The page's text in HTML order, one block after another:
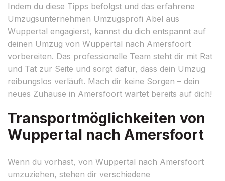
Indem du diese Tipps befolgst und das erfahrene
Umzugsunternehmen Umzugsprofi Abel aus
Wuppertal engagierst, kannst du dich entspannt auf
deinen Umzug von Wuppertal nach Amersfoort
vorbereiten. Das professionelle Team steht dir mit Rat
und Tat zur Seite und sorgt dafür, dass dein Umzug
reibungslos verläuft. Mach dir keine Sorgen – dein
neues Zuhause in Amersfoort wartet bereits auf dich!
Transportmöglichkeiten von
Wuppertal nach Amersfoort
Wenn du vorhast, von Wuppertal nach Amersfoort
umzuziehen, stehen dir verschiedene